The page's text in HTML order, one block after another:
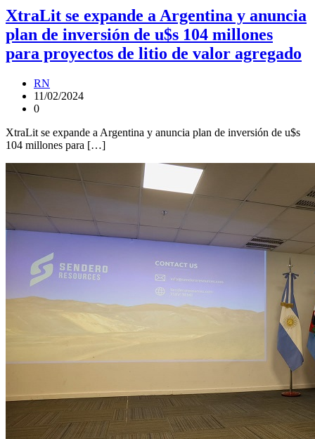
XtraLit se expande a Argentina y anuncia
plan de inversión de u$s 104 millones
para proyectos de litio de valor agregado
RN
11/02/2024
0
XtraLit se expande a Argentina y anuncia plan de inversión de u$s
104 millones para […]